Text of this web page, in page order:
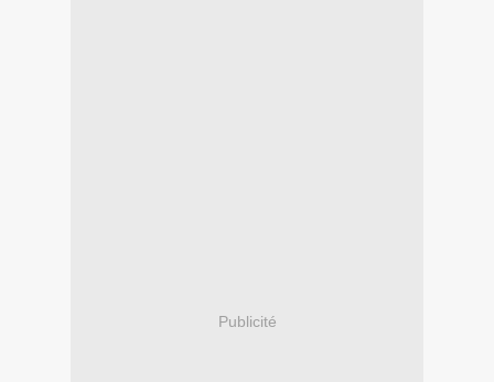
Publicité